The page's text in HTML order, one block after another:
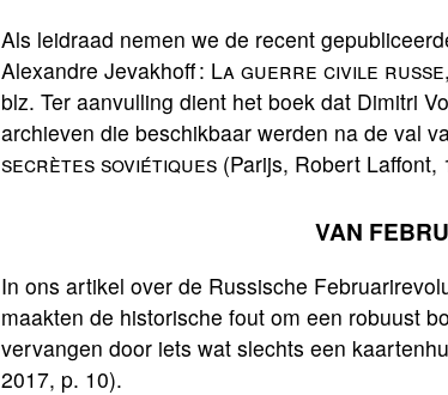
Als leidraad nemen we de recent
Alexandre Jevakhoff : La guerre civile russe,
blz. Ter aanvulling dient het boek dat Dimitri
archieven die beschikbaar werden na de val
secrètes soviétiques (Parijs, Robert Laffont,
VAN
In ons artikel over de Russische
maakten de historische fout om een robuust
vervangen door iets wat slechts een
2017, p. 10).